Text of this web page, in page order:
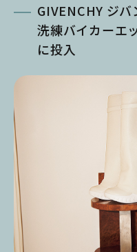
GIVENCHY ジバ
洗練バイカーエ
に投入